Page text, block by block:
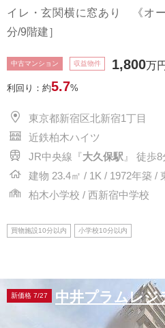
イレ・玄関横に窓あり 《オ
分/9階建］
中古マンション 収益物件 1,800万円
利回り：約5.7%
東京都新宿区北新宿1丁目
近鉄柏木ハイツ
JR中央線『大久保駅 』 徒歩8
建物 23.4㎡ / 1K / 1972年築 /
柏木小学校 / 西新宿中学校
買物施設10分以内 小学校10分以内
新価格 7/27 中井プラムレジ